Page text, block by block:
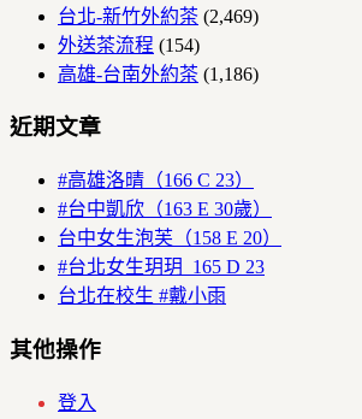
台北-新竹外約茶 (2,469)
外送茶流程 (154)
高雄-台南外約茶 (1,186)
近期文章
#高雄洛晴（166 C 23）
#台中凱欣（163 E 30歲）
台中女生泡芙（158 E 20）
#台北女生玥玥 165 D 23
台北在校生 #戴小雨
其他操作
登入